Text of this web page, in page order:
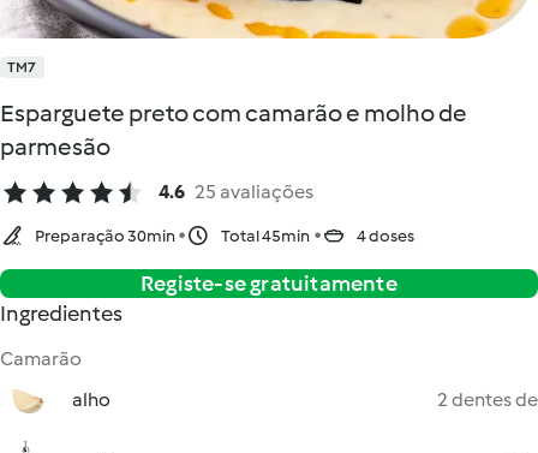
TM7
Esparguete preto com camarão e molho de
parmesão
4.6 25 avaliações
Preparação 30min Total 45min 4 doses
Registe-se gratuitamente
Ingredientes
Camarão
alho
2 dentes de